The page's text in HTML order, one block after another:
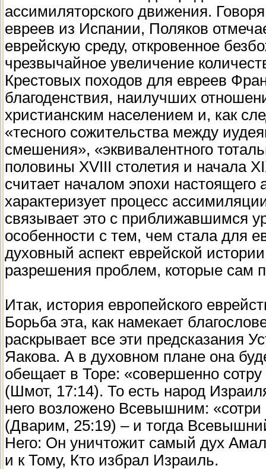
ассимиляторского движения.
евреев из Испании, Поляков
еврейскую среду, откровенное
чрезвычайное увеличение
Крестовых походов для евреев
благоденствия, наилучших
христианским населением и, как
«тесного сожительства между
смешения», «эквивалентного
половины XVIII столетия и начала
считает началом эпохи
характеризует процесс
связывает это с приближавшимся
особенности с тем, чем стала для
духовный аспект еврейской
разрешения проблем, которые сам
Итак, история европейского
Борьба эта, как намекает
раскрывает все эти предсказания
Яакова. А в духовном плане она
обещает в Торе: «совершенно
(Шмот, 17:14). То есть народ
него возложено Всевышним:
(Дварим, 25:19) – и тогда
Него: Он уничтожит самый дух
и к Тому, Кто избрал Израиль.